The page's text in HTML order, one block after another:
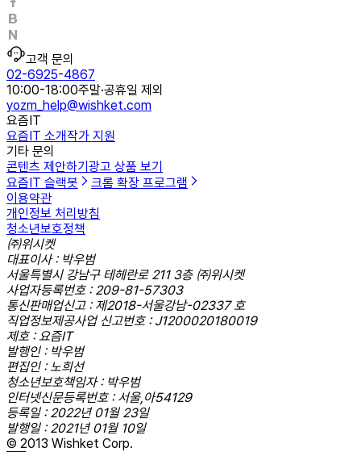
고객 문의
02-6925-4867
10:00-18:00주말·공휴일 제외
yozm_help@wishket.com
요즘IT
요즘IT 소개작가 지원
기타 문의
콘텐츠 제안하기광고 상품 보기
요즘IT 슬랙봇
크롬 확장 프로그램
이용약관
개인정보 처리방침
청소년보호정책
㈜위시켓
대표이사 : 박우범
서울특별시 강남구 테헤란로 211 3층 ㈜위시켓
사업자등록번호 : 209-81-57303
통신판매업신고 : 제2018-서울강남-02337 호
직업정보제공사업 신고번호 : J1200020180019
제호 : 요즘IT
발행인 : 박우범
편집인 : 노희선
청소년보호책임자 : 박우범
인터넷신문등록번호 : 서울,아54129
등록일 : 2022년 01월 23일
발행일 : 2021년 01월 10일
© 2013 Wishket Corp.